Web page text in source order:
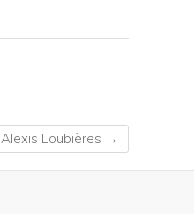
Alexis Loubières →